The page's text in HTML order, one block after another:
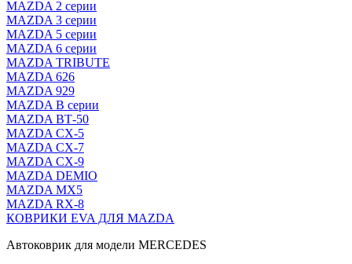
MAZDA 2 серии
MAZDA 3 серии
MAZDA 5 серии
MAZDA 6 серии
MAZDA TRIBUTE
MAZDA 626
MAZDA 929
MAZDA В серии
MAZDA ВТ-50
MAZDA CX-5
MAZDA CX-7
MAZDA CX-9
MAZDA DEMIO
MAZDA MX5
MAZDA RX-8
КОВРИКИ EVA ДЛЯ MAZDA
Автоковрик для модели MERCEDES